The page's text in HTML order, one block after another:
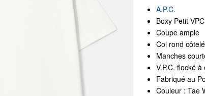
A.P.C.
Boxy Petit
Coupe ample
Col rond côtelé
Manches
V.P.C. flocké
Fabriqué au
Couleur : Tae